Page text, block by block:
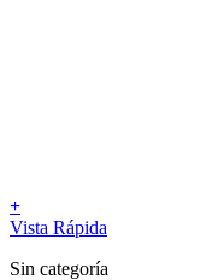
+
Vista Rápida
Sin categoría